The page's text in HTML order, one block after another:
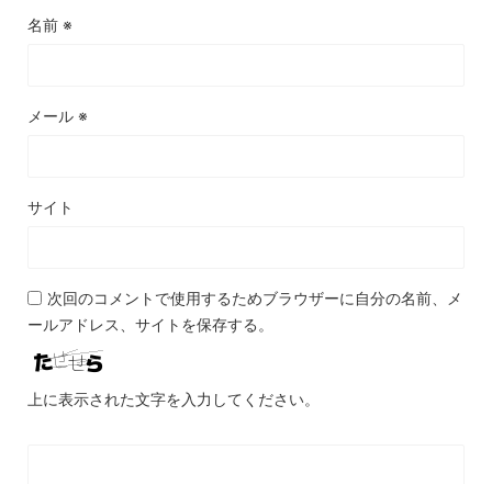
名前 ※
メール ※
サイト
次回のコメントで使用するためブラウザーに自分の名前、メ
ールアドレス、サイトを保存する。
上に表示された文字を入力してください。